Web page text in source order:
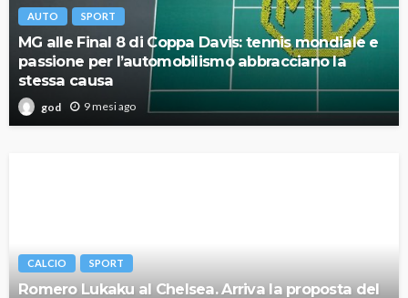
AUTO SPORT
MG alle Final 8 di Coppa Davis: tennis mondiale e
passione per l’automobilismo abbracciano la
stessa causa
god 9 mesi ago
CALCIO SPORT
Romero Lukaku al Chelsea. Arriva la proposta del